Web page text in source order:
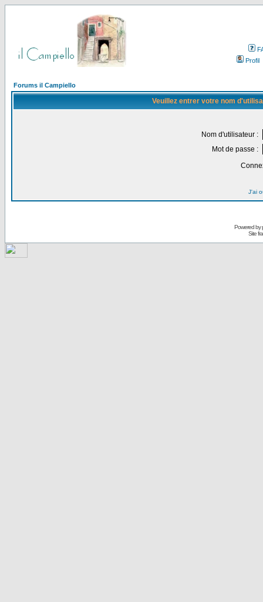
Profil
Forums il Campiello
Veuillez entrer votre nom
Nom d'utilisateur :
Mot de passe :
J'ai
Powered by
Site